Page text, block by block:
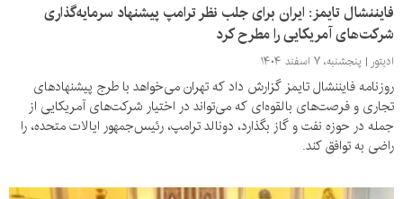
فایننشال تایمز: ایران برای جلب نظر ترامپ پیشنهاد سرمایه‌گذاری
شرکت‌های آمریکایی را مطرح کرد
ادیتور پنجشنبه، ۷ اسفند ۱۴۰۴
روزنامه فایننشال تایمز گزارش داد که تهران می‌خواهد با طرج پیشنهادهای
تجاری و فرصت‌های بالقوه‌ای که می‌تواند در اختیار شرکت‌های آمریکایی از
جمله در حوزه نفت و گاز بگذارد، دونالد ترامپ، رئیس‌جمهور ایالات متحده، را
راضی به توافق کند.